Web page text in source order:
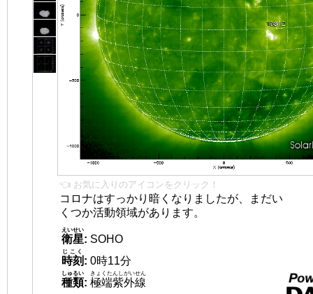
👈 お気に入りのアイコンをクリック！
コロナはすっかり暗くなりましたが、まだい
くつか活動領域があります。
衛星
えいせい
: SOHO
時刻
じこく
: 0時11分
種類
しゅるい
: 極端紫外線
きょくたんしがいせん